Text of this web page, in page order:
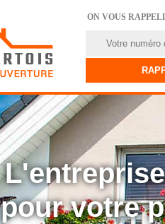
ON VOUS
pour votre